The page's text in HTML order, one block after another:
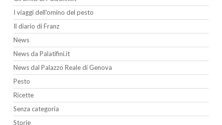
I viaggi dell'omino del pesto
Il diario di Franz
News
News da Palatifini.it
News dal Palazzo Reale di Genova
Pesto
Ricette
Senza categoria
Storie